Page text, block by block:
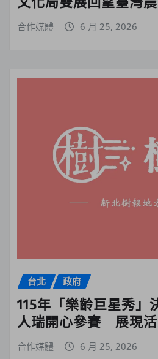
合作媒體 6 月 25, 2026
台北 政府
115年「樂齡巨星秀
人瑞開心參賽 展現
合作媒體 6 月 25, 2026